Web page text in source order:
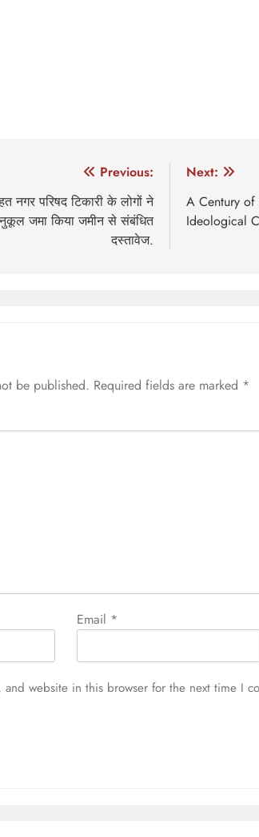
Previous:
नगर परिषद टिकारी के लोगों ने
जमा किया जमीन से संबंधित
दस्तावेज.
Next:
A Century of
Ideological
be published. Required fields are marked *
Email *
and website in this browser for the next time I